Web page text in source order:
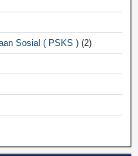
Sosial ( PSKS ) (2)